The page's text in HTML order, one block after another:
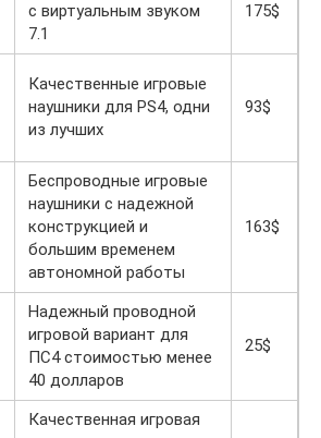
с виртуальным звуком
7.1
175$
Качественные игровые
наушники для PS4, одни
из лучших
93$
Беспроводные игровые
наушники с надежной
конструкцией и
большим временем
автономной работы
163$
Надежный проводной
игровой вариант для
ПС4 стоимостью менее
40 долларов
25$
Качественная игровая